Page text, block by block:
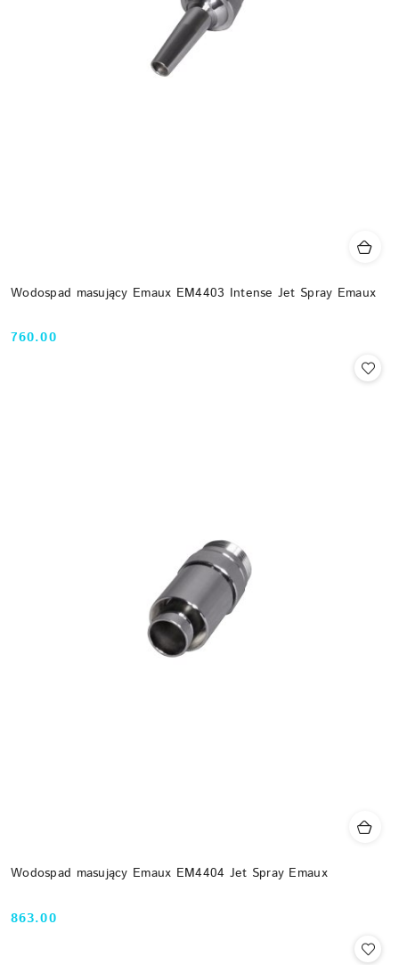
Wodospad masujący Emaux EM4403 Intense Jet Spray Emaux
Cena:
760.00
Wodospad masujący Emaux EM4404 Jet Spray Emaux
Cena:
863.00